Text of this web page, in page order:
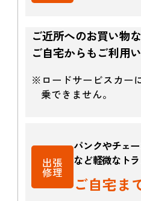
ご近所へのお買い物
ご自宅からもご利用
※ロードサービスカー
乗できません。
出張
修理
パンクやチェ
など軽微なトラ
ご自宅ま